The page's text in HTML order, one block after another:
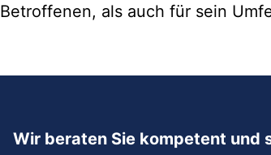
Betroffenen, als auch für sein
Wir beraten Sie kompetent und